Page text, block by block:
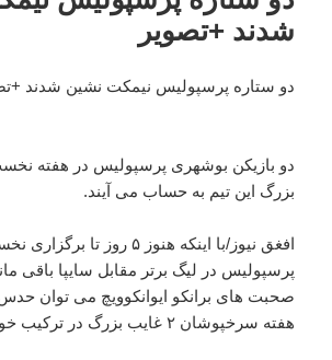
شدند +تصویر
دو ستاره پرسپولیس نیمکت نشین شدند
دو بازیکن بوشهری پرسپولیس در هفته
بزرگ این تیم به حساب می آیند.
افغق نیوز/با اینکه هنوز ۵ روز تا
پرسپولیس در لیگ برتر مقابل سایپا باقی
صحبت های برانکو ایوانکوویچ می توان
هفته سرخپوشان ۲ غایب بزرگ در ترکیب خود خواهند داشت.